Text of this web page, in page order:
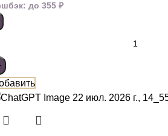
до 355 ₽